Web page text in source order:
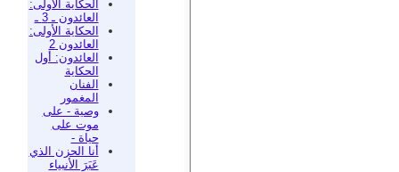
الحكاية الأولى:
العائدون ـ 3 ـ
الحكاية الأولى:
العائدون 2
العائدون: أول
الحكاية
الفنان
المغمور
وصية - على
موت على
حياة -
أنا الحزن الذي
عَبَرَ الأنبياء